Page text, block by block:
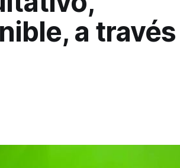
a través